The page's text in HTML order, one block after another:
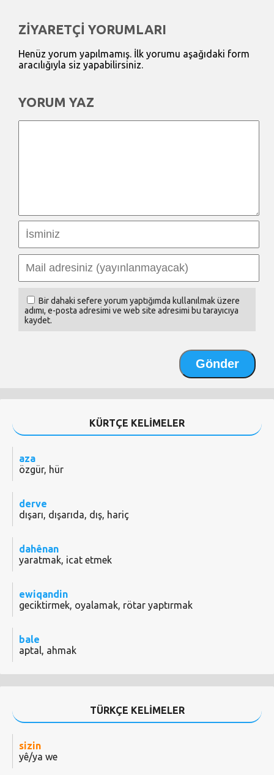
ZİYARETÇİ YORUMLARI
Henüz yorum yapılmamış. İlk yorumu aşağıdaki form
aracılığıyla siz yapabilirsiniz.
YORUM YAZ
Bir dahaki sefere yorum yaptığımda kullanılmak üzere
adımı, e-posta adresimi ve web site adresimi bu tarayıcıya
kaydet.
KÜRTÇE KELİMELER
aza
özgür, hür
derve
dışarı, dışarıda, dış, hariç
dahênan
yaratmak, icat etmek
ewiqandin
geciktirmek, oyalamak, rötar yaptırmak
bale
aptal, ahmak
TÜRKÇE KELİMELER
sizin
yê/ya we